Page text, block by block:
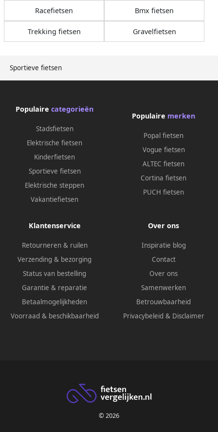
Sportieve fietsen
Racefietsen Bmx fietsen
Trekking fietsen Gravelfietsen
Populaire categorieën
Stadsfietsen
Elektrische fietsen
Kinderfietsen
Sportieve fietsen
Elektrische steppen
Vakantiefietsen
Populaire merken
Popal fietsen
Vogue fietsen
ALTEC fietsen
Cortina fietsen
PUCH fietsen
Klantenservice
Retourneren & ruilen
Verzending & bezorging
Status van bestelling
Garantie & reparatie
Betaalmogelijkheden
Voorraad & beschikbaarheid
Over ons
Inspiratie blog
Contact
Over ons
Samenwerken
Betrouwbaarheid
Privacybeleid & Disclaimer
© 2026